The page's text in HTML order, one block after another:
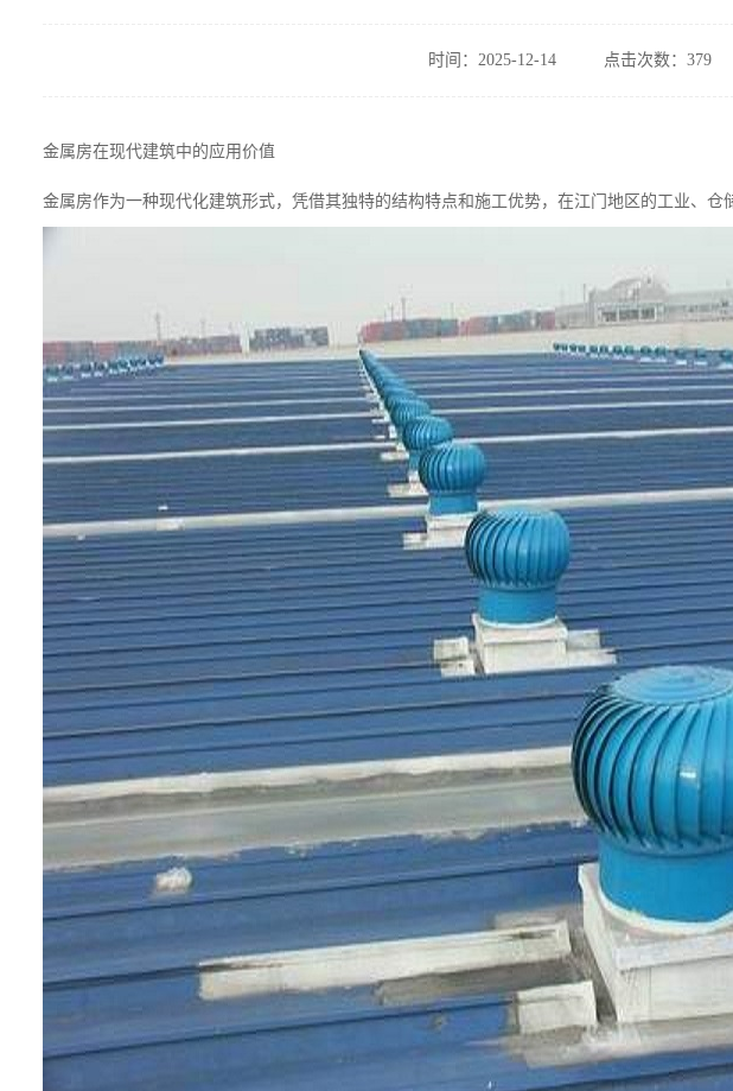
时间：2025-12-14 点击次数：379
金属房在现代建筑中的应用价值
金属房作为一种现代化建筑形式，凭借其独特的结构特点和施工优势，在江门地区的工业、仓